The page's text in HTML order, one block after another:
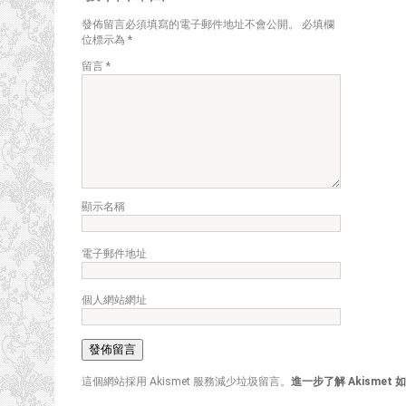
發佈留言必須填寫的電子郵件地址不會公開。
必填欄
位標示為 *
留言 *
顯示名稱
電子郵件地址
個人網站網址
這個網站採用 Akismet 服務減少垃圾留言。 進一步了解 Akismet